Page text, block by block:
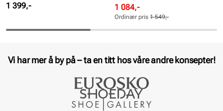
Pris
1 399,-
Rabattert
pris
Pris
1 084,-
Ordinær
pris
Pris
Ordinær pris 1 549,-
Vi har mer å by på – ta en titt hos våre andre konsepter!